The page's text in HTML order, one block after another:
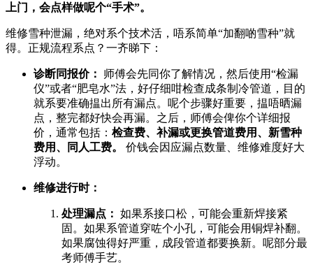
上门，会点样做呢个“手术”。
维修雪种泄漏，绝对系个技术活，唔系简单“加翻啲雪种”就
得。正规流程系点？一齐睇下：
诊断同报价：
​ 师傅会先同你了解情况，然后使用“检漏
仪”或者“肥皂水”法，好仔细咁检查成条制冷管道，目的
就系要准确揾出所有漏点。呢个步骤好重要，揾唔晒漏
点，整完都好快会再漏。之后，师傅会俾你个详细报
价，通常包括： 检查费、补漏或更换管道费用、新雪种
费用、同人工费。
​ 价钱会因应漏点数量、维修难度好大
浮动。
维修进行时：
处理漏点： ​ 如果系接口松，可能会重新焊接紧
固。如果系管道穿咗个小孔，可能会用铜焊补翻。
如果腐蚀得好严重，成段管道都要换新。呢部分最
考师傅手艺。